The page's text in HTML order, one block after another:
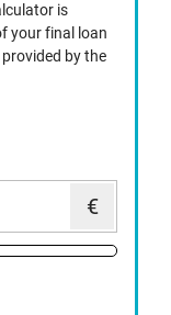
is
your final loan
by the